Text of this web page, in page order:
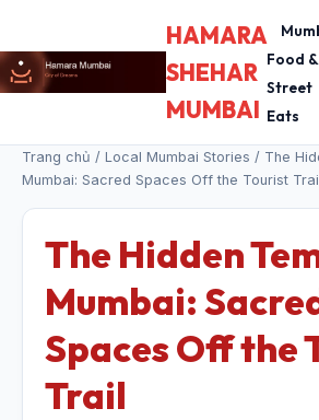
HAMARA
SHEHAR
MUMBAI
Food &
Street
Eats
Trang chủ / Local Mumbai Stories / The
Mumbai: Sacred Spaces Off the Tourist
The Hidden
Mumbai:
Spaces Off the
Trail